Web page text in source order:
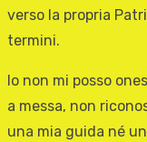
verso la propria
termini.
Io non mi posso
a messa, non
una mia guida né